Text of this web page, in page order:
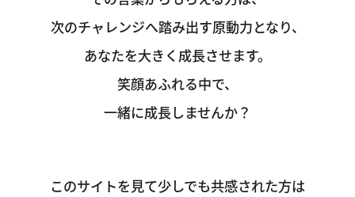
次のチャレンジへ踏み出す原動力となり、
あなたを大きく成長させます。
笑顔あふれる中で、
一緒に成長しませんか？
このサイトを見て少しでも共感された方は